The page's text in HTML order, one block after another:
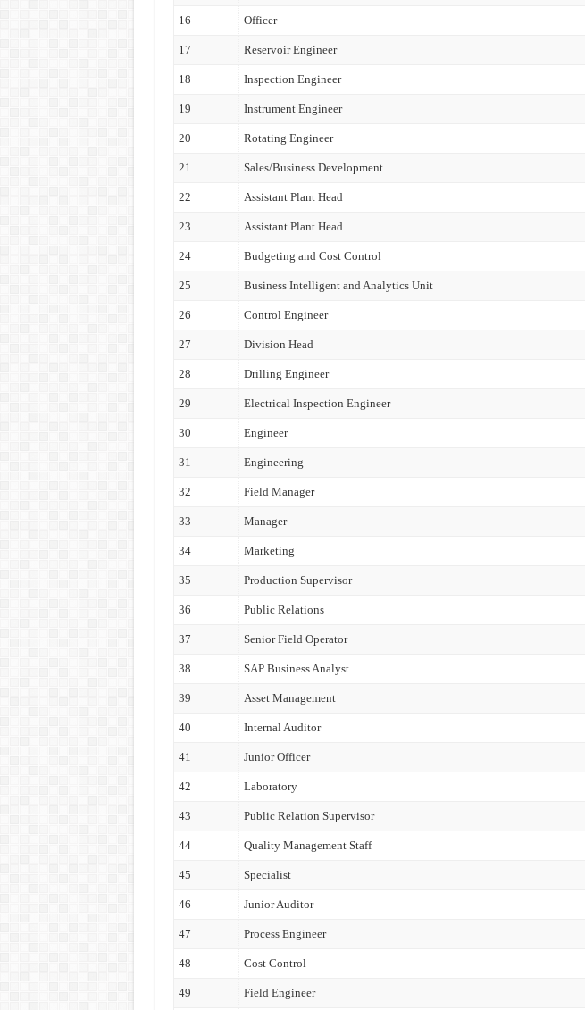
16 Officer
17 Reservoir Engineer
18 Inspection Engineer
19 Instrument Engineer
20 Rotating Engineer
21 Sales/Business Development
22 Assistant Plant Head
23 Assistant Plant Head
24 Budgeting and Cost Control
25 Business Intelligent and Analytics Unit
26 Control Engineer
27 Division Head
28 Drilling Engineer
29 Electrical Inspection Engineer
30 Engineer
31 Engineering
32 Field Manager
33 Manager
34 Marketing
35 Production Supervisor
36 Public Relations
37 Senior Field Operator
38 SAP Business Analyst
39 Asset Management
40 Internal Auditor
41 Junior Officer
42 Laboratory
43 Public Relation Supervisor
44 Quality Management Staff
45 Specialist
46 Junior Auditor
47 Process Engineer
48 Cost Control
49 Field Engineer